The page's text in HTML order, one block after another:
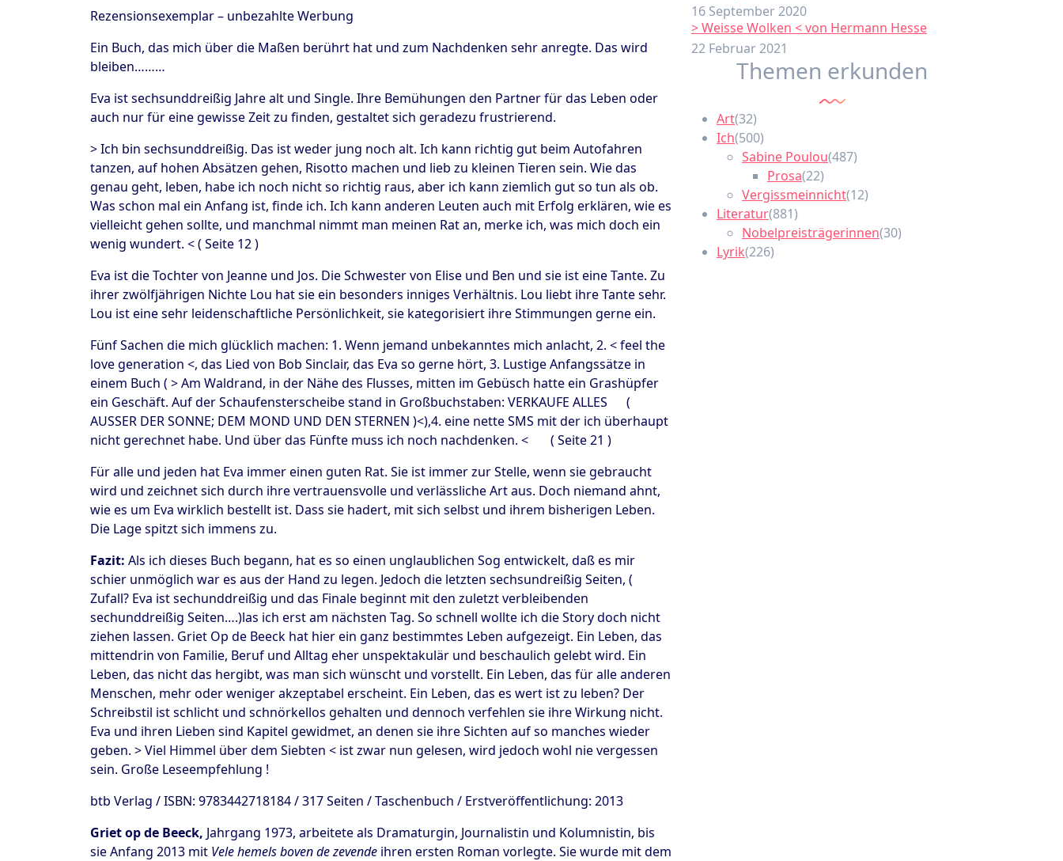
Rezensionsexemplar – unbezahlte Werbung
Ein Buch, das mich über die Maßen berührt hat und zum Nachdenken sehr anregte. Das wird
bleiben………
Eva ist sechsunddreißig Jahre alt und Single. Ihre Bemühungen den Partner für das Leben oder
auch nur für eine gewisse Zeit zu finden, gestaltet sich geradezu frustrierend.
> Ich bin sechsunddreißig. Das ist weder jung noch alt. Ich kann richtig gut beim Autofahren
tanzen, auf hohen Absätzen gehen, Risotto machen und lieb zu kleinen Tieren sein. Wie das
genau geht, leben, habe ich noch nicht so richtig raus, aber ich kann ziemlich gut so tun als ob.
Was schon mal ein Anfang ist, finde ich. Ich kann anderen Leuten auch mit Erfolg erklären, wie es
vielleicht gehen sollte, und manchmal nimmt man meinen Rat an, merke ich, was mich doch ein
wenig wundert. < ( Seite 12 )
Eva ist die Tochter von Jeanne und Jos. Die Schwester von Elise und Ben und sie ist eine Tante. Zu
ihrer zwölfjährigen Nichte Lou hat sie ein besonders inniges Verhältnis. Lou liebt ihre Tante sehr.
Lou ist eine sehr leidenschaftliche Persönlichkeit, sie kategorisiert ihre Stimmungen gerne ein.
Fünf Sachen die mich glücklich machen: 1. Wenn jemand unbekanntes mich anlacht, 2. < feel the
love generation <, das Lied von Bob Sinclair, das Eva so gerne hört, 3. Lustige Anfangssätze in
einem Buch ( > Am Waldrand, in der Nähe des Flusses, mitten im Gebüsch hatte ein Grashüpfer
ein Geschäft. Auf der Schaufensterscheibe stand in Großbuchstaben: VERKAUFE ALLES (
AUSSER DER SONNE; DEM MOND UND DEN STERNEN )<),4. eine nette SMS mit der ich überhaupt
nicht gerechnet habe. Und über das Fünfte muss ich noch nachdenken. < ( Seite 21 )
Für alle und jeden hat Eva immer einen guten Rat. Sie ist immer zur Stelle, wenn sie gebraucht
wird und zeichnet sich durch ihre vertrauensvolle und verlässliche Art aus. Doch niemand ahnt,
wie es um Eva wirklich bestellt ist. Dass sie hadert, mit sich selbst und ihrem bisherigen Leben.
Die Lage spitzt sich immens zu.
Fazit: Als ich dieses Buch begann, hat es so einen unglaublichen Sog entwickelt, daß es mir
schier unmöglich war es aus der Hand zu legen. Jedoch die letzten sechsundreißig Seiten, (
Zufall? Eva ist sechunddreißig und das Finale beginnt mit den zuletzt verbleibenden
sechunddreißig Seiten….)las ich erst am nächsten Tag. So schnell wollte ich die Story doch nicht
ziehen lassen. Griet Op de Beeck hat hier ein ganz bestimmtes Leben aufgezeigt. Ein Leben, das
mittendrin von Familie, Beruf und Alltag eher unspektakulär und beschaulich gelebt wird. Ein
Leben, das nicht das hergibt, was man sich wünscht und vorstellt. Ein Leben, das für alle anderen
Menschen, mehr oder weniger akzeptabel erscheint. Ein Leben, das es wert ist zu leben? Der
Schreibstil ist schlicht und schnörkellos gehalten und dennoch verfehlen sie ihre Wirkung nicht.
Eva und ihren Lieben sind Kapitel gewidmet, an denen sie ihre Sichten auf so manches wieder
geben. > Viel Himmel über dem Siebten < ist zwar nun gelesen, wird jedoch wohl nie vergessen
sein. Große Leseempfehlung !
btb Verlag / ISBN: 9783442718184 / 317 Seiten / Taschenbuch / Erstveröffentlichung: 2013
Griet op de Beeck, Jahrgang 1973, arbeitete als Dramaturgin, Journalistin und Kolumnistin, bis
sie Anfang 2013 mit Vele hemels boven de zevende ihren ersten Roman vorlegte. Sie wurde mit dem
16 September 2020
> Weisse Wolken < von Hermann Hesse
22 Februar 2021
Themen erkunden
Art(32)
Ich(500)
Sabine Poulou(487)
Prosa(22)
Vergissmeinnicht(12)
Literatur(881)
Nobelpreisträgerinnen(30)
Lyrik(226)